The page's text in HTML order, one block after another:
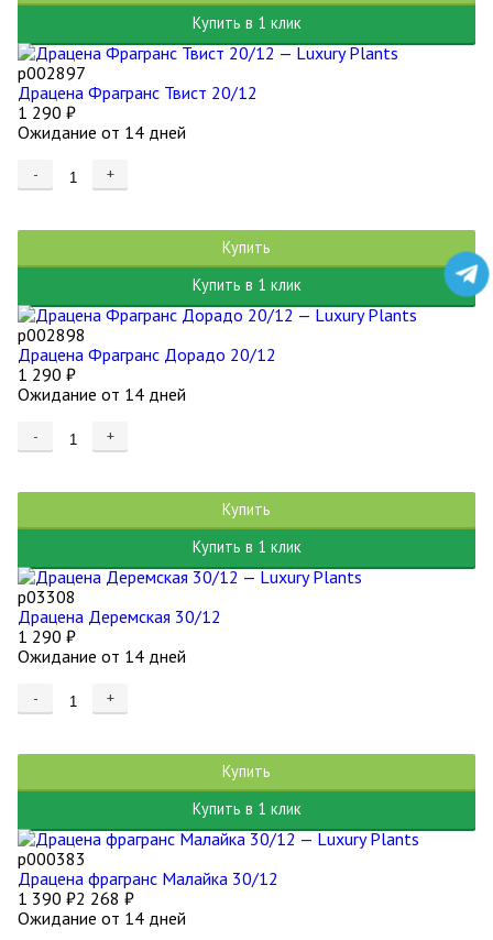
Купить в 1 клик
р002897
Драцена Фрагранс Твист 20/12
1 290 ₽
Ожидание от 14 дней
- +
Купить
Купить в 1 клик
р002898
Драцена Фрагранс Дорадо 20/12
1 290 ₽
Ожидание от 14 дней
- +
Купить
Купить в 1 клик
р03308
Драцена Деремская 30/12
1 290 ₽
Ожидание от 14 дней
- +
Купить
Купить в 1 клик
р000383
Драцена фрагранс Малайка 30/12
1 390 ₽2 268 ₽
Ожидание от 14 дней